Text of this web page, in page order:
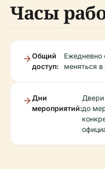
Часы
Общий
доступ:
Ежедневно
меняться
Дни
мероприятий:
Двери
до